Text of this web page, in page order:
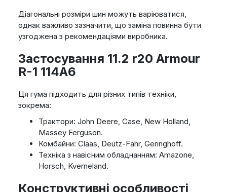
Діагональні розміри шин можуть варіюватися,
однак важливо зазначити, що заміна повинна бути
узгоджена з рекомендаціями виробника.
Застосування 11.2 r20 Armour
R-1 114A6
Ця гума підходить для різних типів техніки,
зокрема:
Трактори: John Deere, Case, New Holland,
Massey Ferguson.
Комбайни: Claas, Deutz-Fahr, Geringhoff.
Техніка з навісним обладнанням: Amazone,
Horsch, Kverneland.
Конструктивні особливості